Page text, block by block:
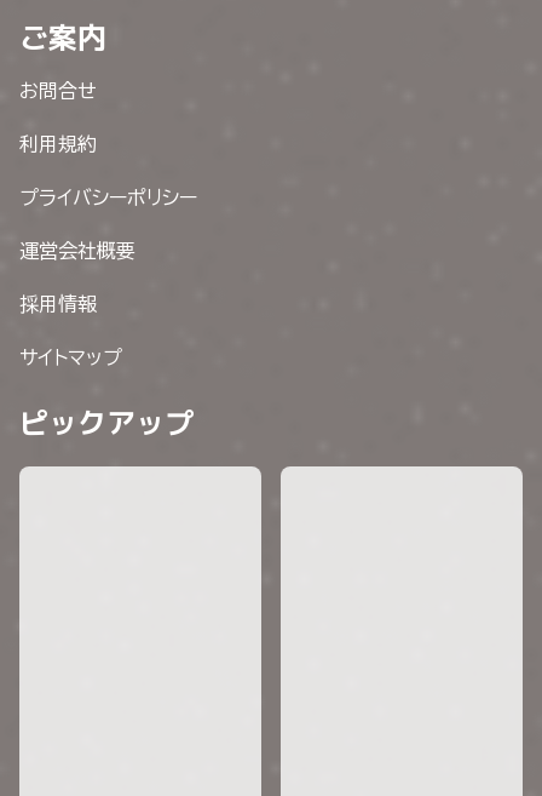
ご案内
お問合せ
利用規約
プライバシーポリシー
運営会社概要
採用情報
サイトマップ
ピックアップ